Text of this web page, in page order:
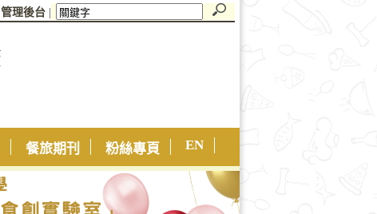
管理後台
餐旅期刊 粉絲專頁 EN